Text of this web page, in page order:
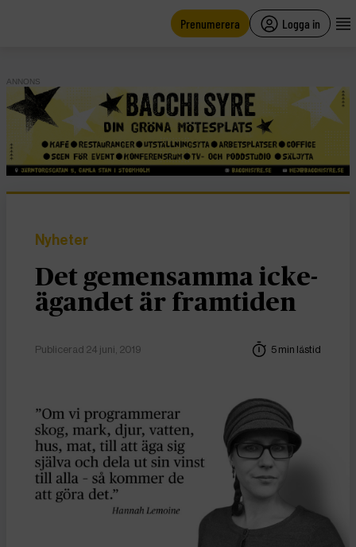
Prenumerera Logga in
ANNONS
Nyheter
Det gemensamma icke-
ägandet är framtiden
Publicerad 24 juni, 2019 5 min lästid